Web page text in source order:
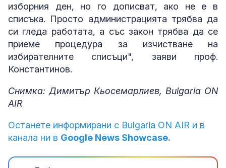
изборния ден, но го дописват, ако не е в
списъка. Просто администрацията трябва да
си гледа работата, а със закон трябва да се
приеме процедура за изчистване на
избирателните списъци", заяви проф.
Константинов.
Снимка: Димитър Кьосемарлиев, Bulgaria ON
AIR
Останете информирани с Bulgaria ON AIR и в
канала ни в Google News Showcase.